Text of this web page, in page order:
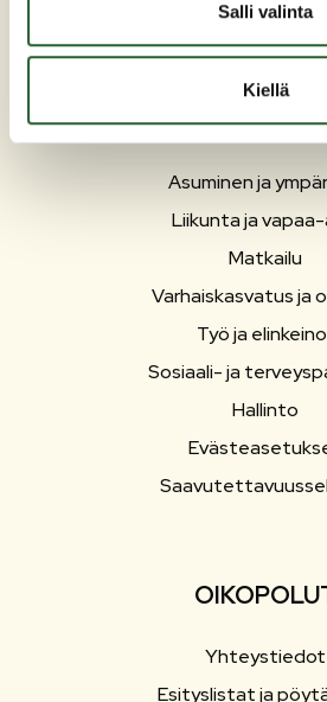
Salli valinta
Kiellä
Asuminen ja
Liikunta ja
Matkailu
Varhaiskasvatus ja
Työ ja
Sosiaali- ja
Hallinto
Yhteystiedot
Esityslistat ja